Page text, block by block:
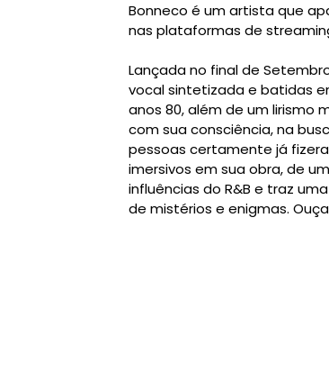
Bonneco é um artista que
nas plataformas de
Lançada no final de
vocal sintetizada e batidas
anos 80, além de um lirismo
com sua consciência, na
pessoas certamente já
imersivos em sua obra, de
influências do R&B e traz
de mistérios e enigmas.